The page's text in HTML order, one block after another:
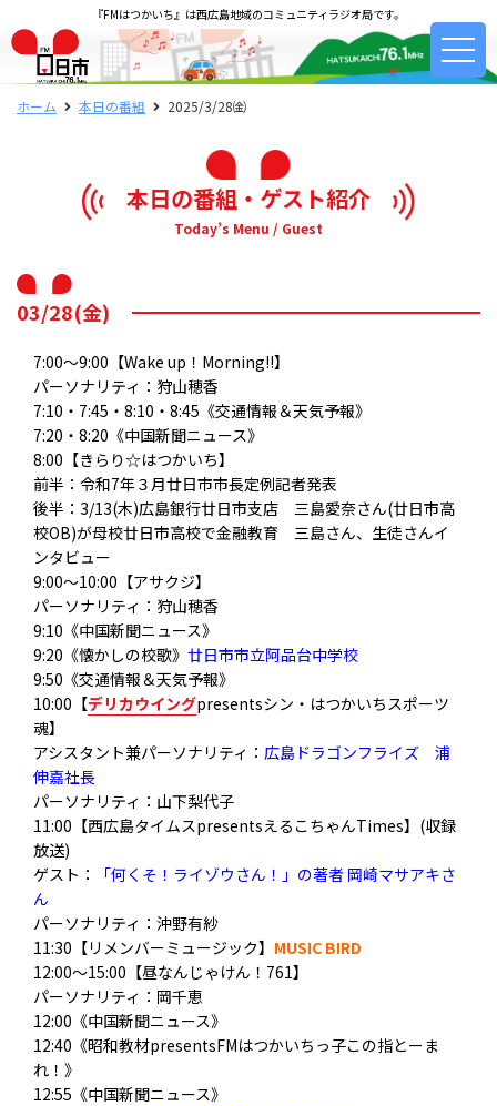
『FMはつかいち』は西広島地域のコミュニティラジオ局です。
ホーム 本日の番組 2025/3/28㈮
本日の番組・ゲスト紹介
Today’s Menu / Guest
03/28(金)
7:00～9:00【Wake up！Morning!!】
パーソナリティ：狩山穂香
7:10・7:45・8:10・8:45《交通情報＆天気予報》
7:20・8:20《中国新聞ニュース》
8:00【きらり☆はつかいち】
前半：令和7年３月廿日市市長定例記者発表
後半：3/13(木)広島銀行廿日市支店 三島愛奈さん(廿日市高
校OB)が母校廿日市高校で金融教育 三島さん、生徒さんイ
ンタビュー
9:00～10:00【アサクジ】
パーソナリティ：狩山穂香
9:10《中国新聞ニュース》
9:20《懐かしの校歌》 廿日市市立阿品台中学校
9:50《交通情報＆天気予報》
10:00【デリカウイングpresentsシン・はつかいちスポーツ
魂】
アシスタント兼パーソナリティ： 広島ドラゴンフライズ 浦
伸嘉社長
パーソナリティ：山下梨代子
11:00【西広島タイムスpresentsえるこちゃんTimes】(収録
放送)
ゲスト：
「何くそ！ライゾウさん！」の著者 岡崎マサアキさ
ん
パーソナリティ：沖野有紗
11:30【リメンバーミュージック】 MUSIC BIRD
12:00～15:00【昼なんじゃけん！761】
パーソナリティ：岡千恵
12:00《中国新聞ニュース》
12:40《昭和教材presentsFMはつかいちっ子この指とーま
れ！》
12:55《中国新聞ニュース》